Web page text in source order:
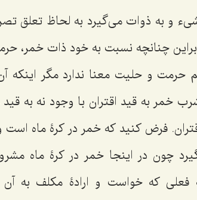
شیء و به ذوات می‌گیرد به لحاظ تعلق
چنانچه نسبت به خود ذات خمر،
و حلیت معنا ندارد مگر اینكه
به قید اقتران با وجود نه به قید
فرض كنید كه خمر در كرۀ ماه
چون در اینجا خمر در كرۀ ماه
كه خواست و ارادۀ مكلف به آن